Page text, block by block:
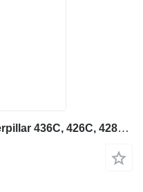
127-1783 hladnjak ulja za Caterpillar 436C, 426C, 428C, 438C bagera-utovarivača